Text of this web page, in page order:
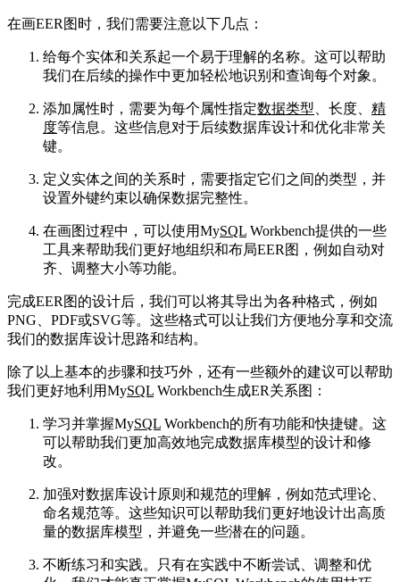
在画EER图时，我们需要注意以下几点：
给每个实体和关系起一个易于理解的名称。这可以帮助
我们在后续的操作中更加轻松地识别和查询每个对象。
添加属性时，需要为每个属性指定数据类型 、长度、 精
度等信息。这些信息对于后续数据库设计和优化非常关
键。
定义实体之间的关系时，需要指定它们之间的类型，并
设置外键约束以确保数据完整性。
在画图过程中，可以使用MySQL Workbench提供的一些
工具来帮助我们更好地组织和布局EER图，例如自动对
齐、调整大小等功能。
完成EER图的设计后，我们可以将其导出为各种格式，例如
PNG、PDF或SVG等。这些格式可以让我们方便地分享和交流
我们的数据库设计思路和结构。
除了以上基本的步骤和技巧外，还有一些额外的建议可以帮助
我们更好地利用MySQL Workbench生成ER关系图：
学习并掌握MySQL Workbench的所有功能和快捷键。这
可以帮助我们更加高效地完成数据库模型的设计和修
改。
加强对数据库设计原则和规范的理解，例如范式理论、
命名规范等。这些知识可以帮助我们更好地设计出高质
量的数据库模型，并避免一些潜在的问题。
不断练习和实践。只有在实践中不断尝试、调整和优